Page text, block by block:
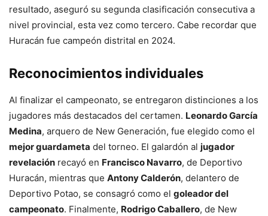
resultado, aseguró su segunda clasificación consecutiva a
nivel provincial, esta vez como tercero. Cabe recordar que
Huracán fue campeón distrital en 2024.
Reconocimientos individuales
Al finalizar el campeonato, se entregaron distinciones a los
jugadores más destacados del certamen. Leonardo García
Medina, arquero de New Generación, fue elegido como el
mejor guardameta del torneo. El galardón al jugador
revelación recayó en Francisco Navarro, de Deportivo
Huracán, mientras que Antony Calderón, delantero de
Deportivo Potao, se consagró como el goleador del
campeonato. Finalmente, Rodrigo Caballero, de New